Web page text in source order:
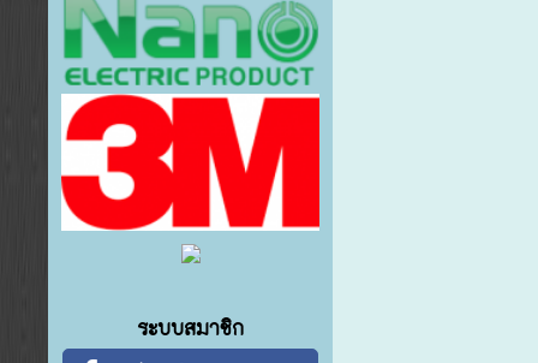
ระบบสมาชิก